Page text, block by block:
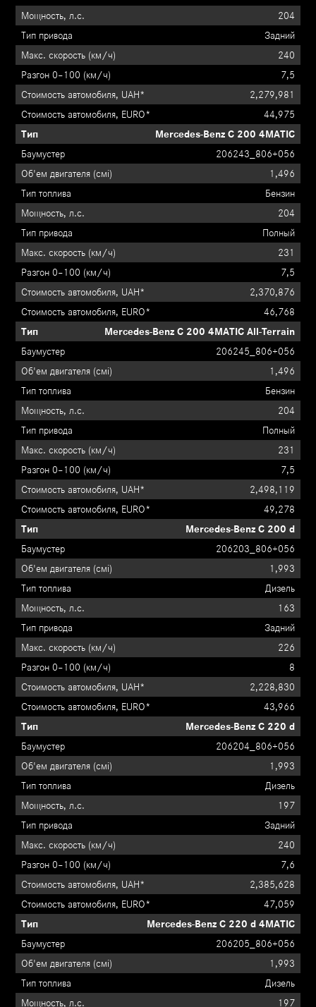
204
Задний
240
7,5
2,279,981
44,975
Mercedes-Benz C 200 4MATIC
206243_806+056
1,496
Бензин
204
Полный
231
7,5
2,370,876
46,768
Mercedes-Benz C 200 4MATIC All-Terrain
206245_806+056
1,496
Бензин
204
Полный
231
7,5
2,498,119
49,278
Mercedes-Benz C 200 d
206203_806+056
1,993
Дизель
163
Задний
226
8
2,228,830
43,966
Mercedes-Benz C 220 d
206204_806+056
1,993
Дизель
197
Задний
240
7,6
2,385,628
47,059
Mercedes-Benz C 220 d 4MATIC
206205_806+056
1,993
Дизель
197